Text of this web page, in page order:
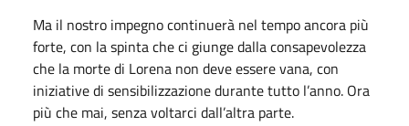
Ma il nostro impegno continuerà nel tempo ancora più
forte, con la spinta che ci giunge dalla consapevolezza
che la morte di Lorena non deve essere vana, con
iniziative di sensibilizzazione durante tutto l’anno. Ora
più che mai, senza voltarci dall’altra parte.